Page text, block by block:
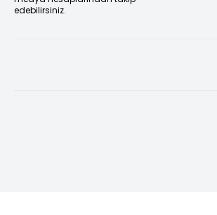
edebilirsiniz.